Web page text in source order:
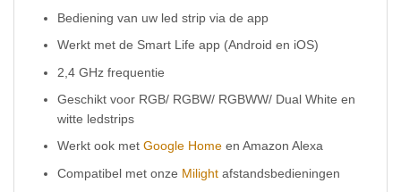
Bediening van uw led strip via de app
Werkt met de Smart Life app (Android en iOS)
2,4 GHz frequentie
Geschikt voor RGB/ RGBW/ RGBWW/ Dual White en
witte ledstrips
Werkt ook metGoogle Home en Amazon Alexa
Compatibel met onze Milight afstandsbedieningen